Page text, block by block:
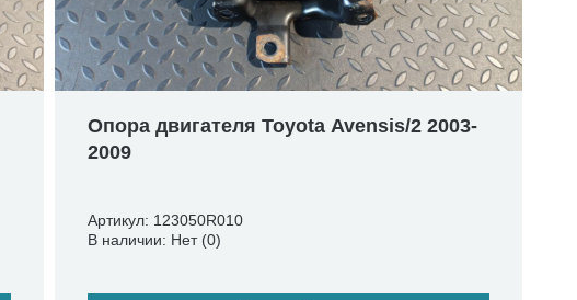
Опора двигателя Toyota Avensis/2 2003-
2009
Артикул: 123050R010
В наличии: Нет (0)